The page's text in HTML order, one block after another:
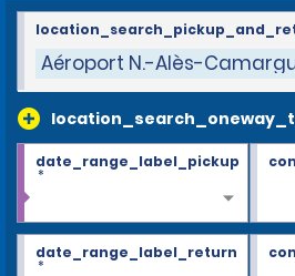
Aéroport N.-Alès-
date_range_label_pickup
*
date_range_label_return
*